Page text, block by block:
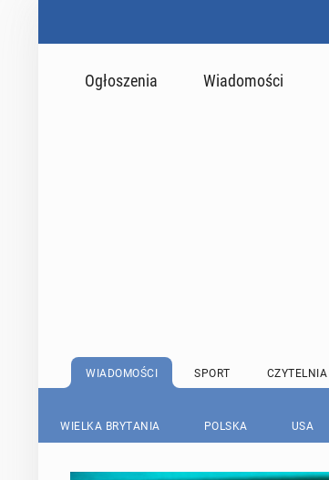
Ogłoszenia Wiadomości
WIADOMOŚCI SPORT CZYTELNIA
WIELKA BRYTANIA POLSKA USA